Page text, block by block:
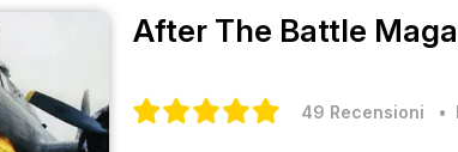
After The Battle
49 Recensioni •